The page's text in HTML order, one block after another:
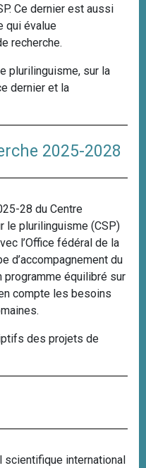
Ce dernier est aussi
qui évalue
recherche.
plurilinguisme, sur la
dernier et la
2025-2028
28 du Centre
le plurilinguisme (CSP)
l’Office fédéral de la
d’accompagnement du
programme équilibré sur
compte les besoins
des projets de
scientifique international